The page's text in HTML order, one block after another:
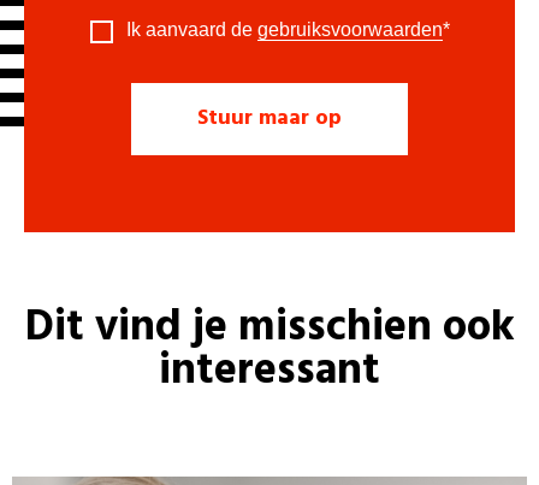
Ik aanvaard de gebruiksvoorwaarden*
Dit vind je misschien ook
interessant